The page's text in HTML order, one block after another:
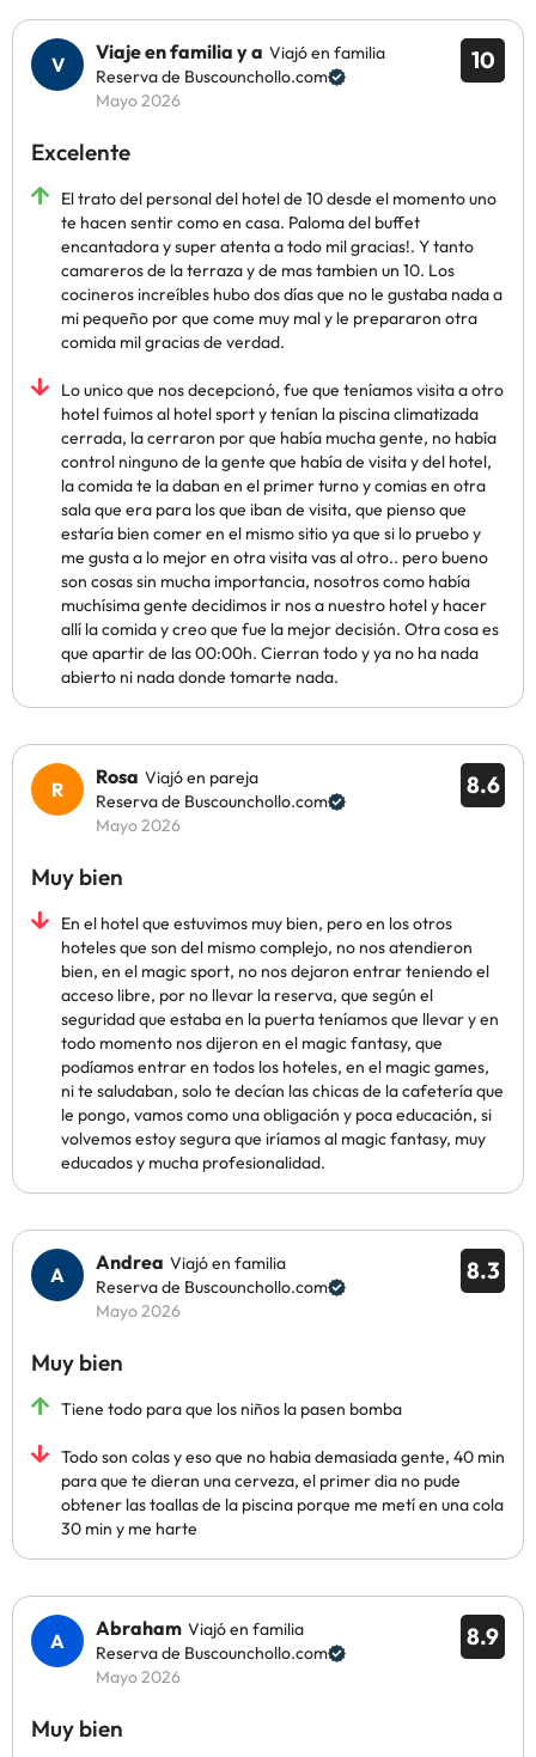
10
Viaje en familia y a Viajó en familia
Reserva de Buscounchollo.com
Mayo 2026
Excelente
El trato del personal del hotel de 10 desde el momento uno
te hacen sentir como en casa. Paloma del buffet
encantadora y super atenta a todo mil gracias!. Y tanto
camareros de la terraza y de mas tambien un 10. Los
cocineros increíbles hubo dos días que no le gustaba nada a
mi pequeño por que come muy mal y le prepararon otra
comida mil gracias de verdad.
Lo unico que nos decepcionó, fue que teníamos visita a otro
hotel fuimos al hotel sport y tenían la piscina climatizada
cerrada, la cerraron por que había mucha gente, no había
control ninguno de la gente que había de visita y del hotel,
la comida te la daban en el primer turno y comias en otra
sala que era para los que iban de visita, que pienso que
estaría bien comer en el mismo sitio ya que si lo pruebo y
me gusta a lo mejor en otra visita vas al otro.. pero bueno
son cosas sin mucha importancia, nosotros como había
muchísima gente decidimos ir nos a nuestro hotel y hacer
allí la comida y creo que fue la mejor decisión. Otra cosa es
que apartir de las 00:00h. Cierran todo y ya no ha nada
abierto ni nada donde tomarte nada.
8.6
Rosa Viajó en pareja
Reserva de Buscounchollo.com
Mayo 2026
Muy bien
En el hotel que estuvimos muy bien, pero en los otros
hoteles que son del mismo complejo, no nos atendieron
bien, en el magic sport, no nos dejaron entrar teniendo el
acceso libre, por no llevar la reserva, que según el
seguridad que estaba en la puerta teníamos que llevar y en
todo momento nos dijeron en el magic fantasy, que
podíamos entrar en todos los hoteles, en el magic games,
ni te saludaban, solo te decían las chicas de la cafetería que
le pongo, vamos como una obligación y poca educación, si
volvemos estoy segura que iríamos al magic fantasy, muy
educados y mucha profesionalidad.
8.3
Andrea Viajó en familia
Reserva de Buscounchollo.com
Mayo 2026
Muy bien
Tiene todo para que los niños la pasen bomba
Todo son colas y eso que no habia demasiada gente, 40 min
para que te dieran una cerveza, el primer dia no pude
obtener las toallas de la piscina porque me metí en una cola
30 min y me harte
8.9
Abraham Viajó en familia
Reserva de Buscounchollo.com
Mayo 2026
Muy bien